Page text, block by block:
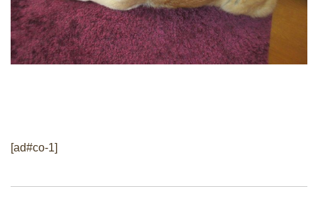
[ad#co-1]